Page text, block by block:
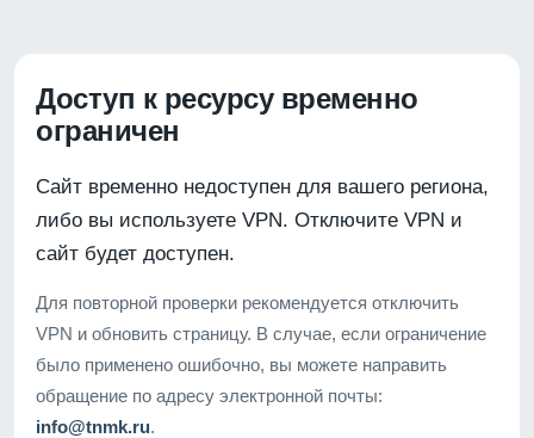
Доступ к ресурсу временно
ограничен
Сайт временно недоступен для вашего региона,
либо вы используете VPN. Отключите VPN и
сайт будет доступен.
Для повторной проверки рекомендуется отключить
VPN и обновить страницу. В случае, если ограничение
было применено ошибочно, вы можете направить
обращение по адресу электронной почты:
info@tnmk.ru.